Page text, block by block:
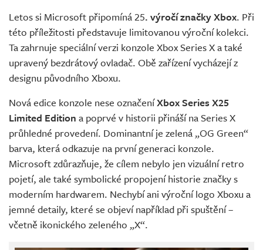
Živě
Letos si Microsoft připomíná 25. výročí značky Xbox. Při
této příležitosti představuje limitovanou výroční kolekci.
Ta zahrnuje speciální verzi konzole Xbox Series X a také
upravený bezdrátový ovladač. Obě zařízení vycházejí z
designu původního Xboxu.
Nová edice konzole nese označeníXbox Series X25
Limited Edition a poprvé v historii přináší na Series X
průhledné provedení. Dominantní je zelená „OG Green“
barva, která odkazuje na první generaci konzole.
Microsoft zdůrazňuje, že cílem nebylo jen vizuální retro
pojetí, ale také symbolické propojení historie značky s
moderním hardwarem. Nechybí ani výroční logo Xboxu a
jemné detaily, které se objeví například při spuštění –
včetně ikonického zeleného „X“.